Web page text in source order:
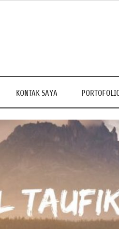
KONTAK SAYA